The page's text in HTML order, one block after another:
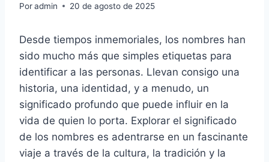
Poradmin 20 de agosto de 2025
Desde tiempos inmemoriales, los nombres han
sido mucho más que simples etiquetas para
identificar a las personas. Llevan consigo una
historia, una identidad, y a menudo, un
significado profundo que puede influir en la
vida de quien lo porta. Explorar el significado
de los nombres es adentrarse en un fascinante
viaje a través de la cultura, la tradición y la